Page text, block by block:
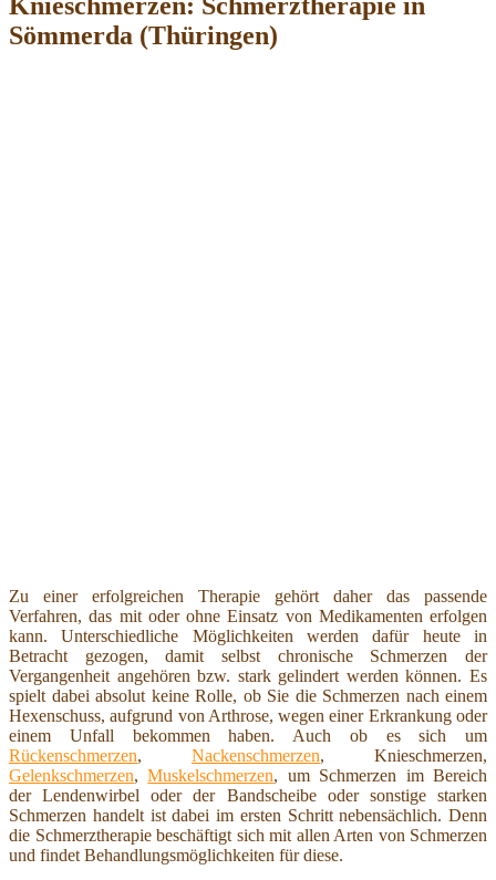
Sömmerda (Thüringen)
Zu einer erfolgreichen Therapie gehört daher das passende
Verfahren, das mit oder ohne Einsatz von Medikamenten erfolgen
kann. Unterschiedliche Möglichkeiten werden dafür heute in
Betracht gezogen, damit selbst chronische Schmerzen der
Vergangenheit angehören bzw. stark gelindert werden können. Es
spielt dabei absolut keine Rolle, ob Sie die Schmerzen nach einem
Hexenschuss, aufgrund von Arthrose, wegen einer Erkrankung oder
einem Unfall bekommen haben. Auch ob es sich um
Rückenschmerzen, Nackenschmerzen, Knieschmerzen,
Gelenkschmerzen,Muskelschmerzen, um Schmerzen im Bereich
der Lendenwirbel oder der Bandscheibe oder sonstige starken
Schmerzen handelt ist dabei im ersten Schritt nebensächlich. Denn
die Schmerztherapie beschäftigt sich mit allen Arten von Schmerzen
und findet Behandlungsmöglichkeiten für diese.